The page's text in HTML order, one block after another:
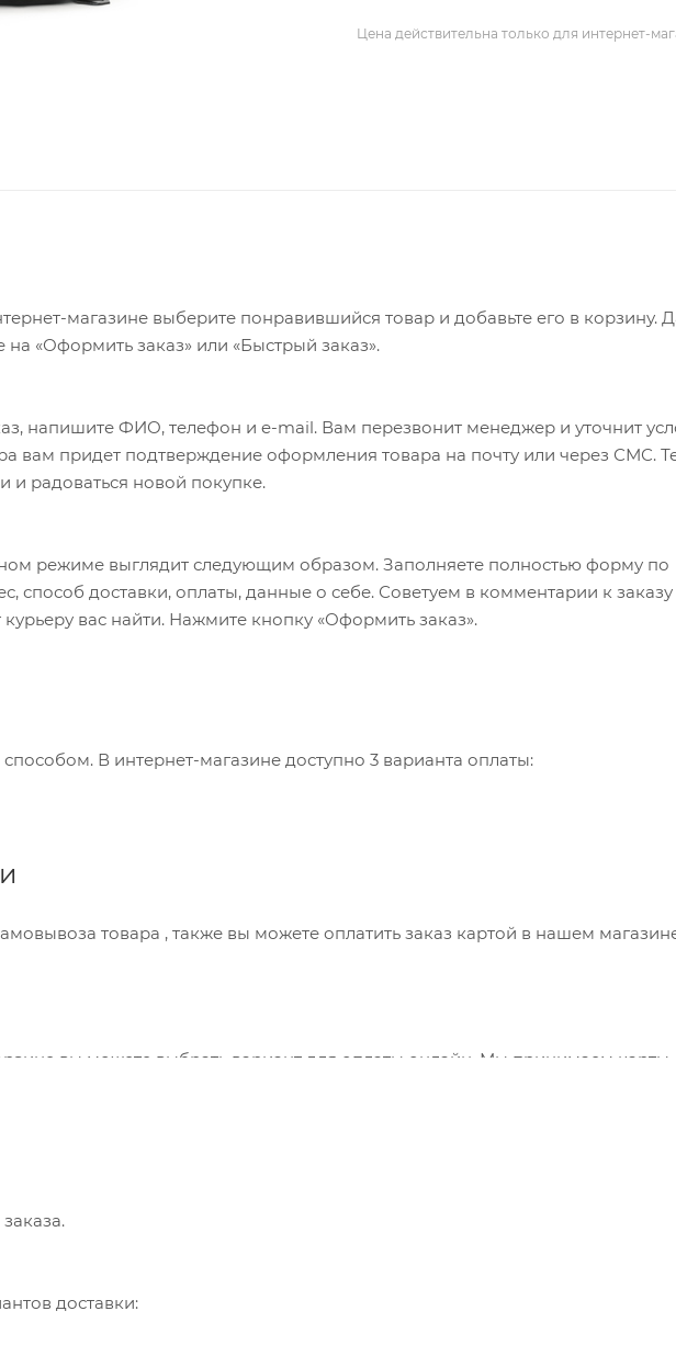
Цена действительна только для интернет-
магазине выберите понравившийся товар и добавьте его в корзину.
«Оформить заказ» или «Быстрый заказ».
напишите ФИО, телефон и e-mail. Вам перезвонит менеджер и уточнит
вам придет подтверждение оформления товара на почту или через СМС.
и радоваться новой покупке.
режиме выглядит следующим образом. Заполняете полностью форму по
способ доставки, оплаты, данные о себе. Советуем в комментарии к заказу
вас найти. Нажмите кнопку «Оформить заказ».
В интернет-магазине доступно 3 варианта оплаты:
товара , также вы можете оплатить заказ картой в нашем
вы можете выбрать вариант для оплаты онлайн. Мы принимаем карты
через сервис "ЮКасса" ("Яндекс.Касса").
выбрав способ "Банковский перевод", при этом будет сформирован
доставки: